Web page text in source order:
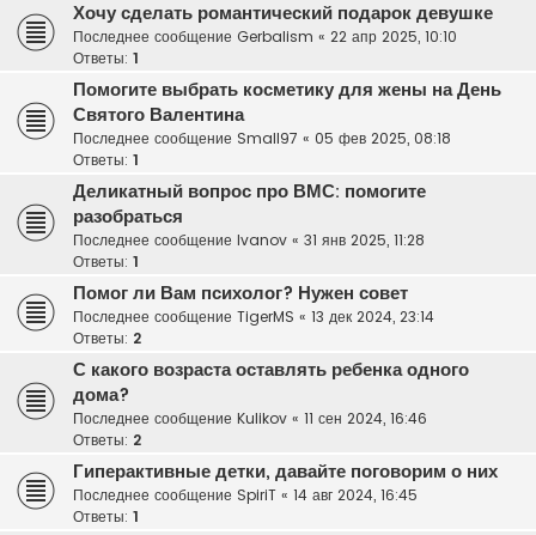
Хочу сделать романтический подарок девушке
Последнее сообщение Gerbalism « 22 апр 2025, 10:10
Ответы: 1
Помогите выбрать косметику для жены на День
Святого Валентина
Последнее сообщение Small97 « 05 фев 2025, 08:18
Ответы: 1
Деликатный вопрос про ВМС: помогите
разобраться
Последнее сообщение Ivanov « 31 янв 2025, 11:28
Ответы: 1
Помог ли Вам психолог? Нужен совет
Последнее сообщение TigerMS « 13 дек 2024, 23:14
Ответы: 2
С какого возраста оставлять ребенка одного
дома?
Последнее сообщение Kulikov « 11 сен 2024, 16:46
Ответы: 2
Гиперактивные детки, давайте поговорим о них
Последнее сообщение SpiriT « 14 авг 2024, 16:45
Ответы: 1